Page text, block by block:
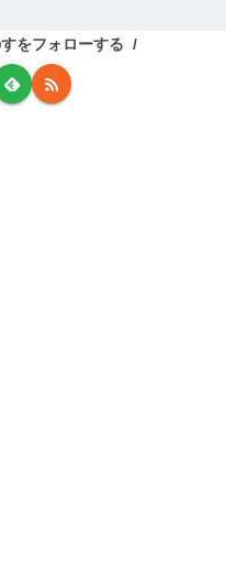
をフォローする